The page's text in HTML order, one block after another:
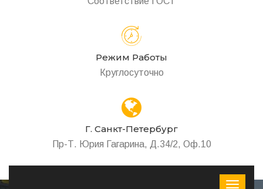
Режим Работы
Круглосуточно
Г. Санкт-Петербург
Пр-Т. Юрия Гагарина, Д.34/2, Оф.10